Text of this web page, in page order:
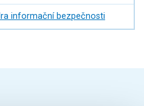
informační bezpečnosti